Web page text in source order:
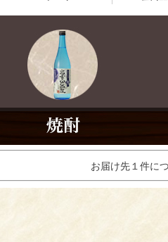
お届け先１件に